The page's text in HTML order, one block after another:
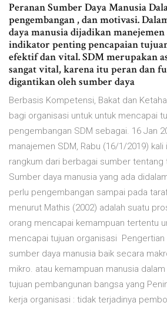
Peranan Sumber Daya Manusia
pengembangan , dan motivasi.
daya manusia dijadikan manejemen
indikator penting pencapaian
efektif dan vital. SDM merupakan
sangat vital, karena itu peran dan
digantikan oleh sumber daya
Berbasis Kompetensi, Bakat dan
bagi organisasi untuk untuk mencapai
pengembangan SDM sebagai. 16 Jan
manajemen SDM, Rabu (16/1/2019)
rangkum dari berbagai sumber tentang
Sumber daya manusia yang ada
perlu pengembangan sampai pada
menurut Mathis (2002) adalah suatu
orang mencapai kemampuan tertentu
mencapai tujuan organisasi
sumber daya manusia baik secara
mikro. atau kemampuan manusia
tujuan pembangunan bangsa yang
kerja organisasi : tidak terjadinya